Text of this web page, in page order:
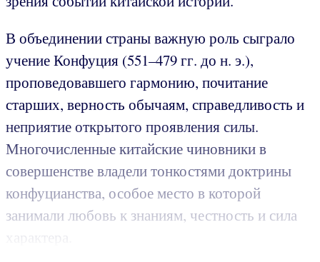
В объединении страны важную роль сыграло
учение Конфуция (551–479 гг. до н. э.),
проповедовавшего гармонию, почитание
старших, верность обычаям, справедливость и
неприятие открытого проявления силы.
Многочисленные китайские чиновники в
совершенстве владели тонкостями доктрины
конфуцианства, особое место в которой
занимали любовь к знаниям, честность и сила